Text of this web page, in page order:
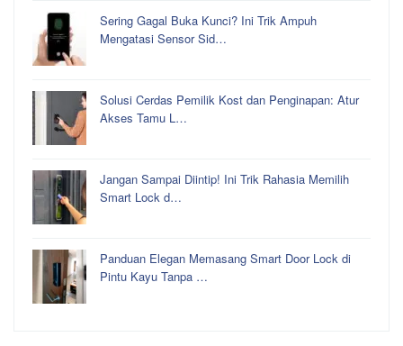
Sering Gagal Buka Kunci? Ini Trik Ampuh
Mengatasi Sensor Sid…
Solusi Cerdas Pemilik Kost dan Penginapan: Atur
Akses Tamu L…
Jangan Sampai Diintip! Ini Trik Rahasia Memilih
Smart Lock d…
Panduan Elegan Memasang Smart Door Lock di
Pintu Kayu Tanpa …